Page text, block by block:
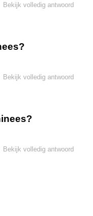
Bekijk volledig antwoord
Bekijk volledig antwoord
Bekijk volledig antwoord